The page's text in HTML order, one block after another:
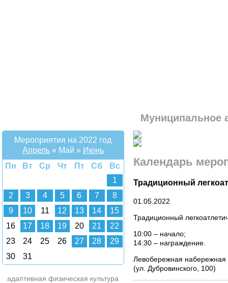
Муниципальное
Мероприятия на 2022 год
Апрель « Май » Июнь
Пн
Вт Ср Чт Пт Сб
Вс
1
2
3 4 5 6 7
8
9
10 11 12 13 14
15
16
17 18 19 20 21
22
23
24 25 26 27 28
29
30
31
адаптивная физическая культура
Календарь
Традиционный
01.05.2022
Традиционный
10:00 – начало;
14:30 – награждение.
Левобережная набережная
(ул. Дубровинского, 100)